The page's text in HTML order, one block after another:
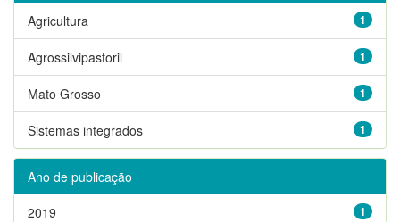
1
Agricultura
1
Agrossilvipastoril
1
Mato Grosso
1
Sistemas integrados
Ano de publicação
1
2019